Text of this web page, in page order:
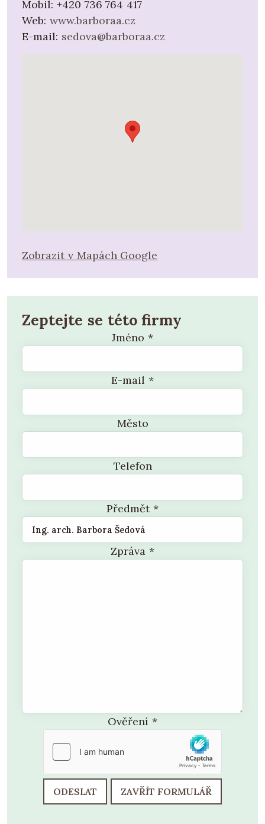
tradiční stavební postupy, materiály a
technologie, které byly našimi předky po staletí
ověřeny, při rekonstrukcích historických
Motto: "Vidím věci, jaké jsou. Dokáži si
S radostí se věnuji především tradičním
materiálům, jako je dřevo a hlína, využitým v
moderní i tradiční podobě, ale i těm
"alternativním", jako je sláma nebo konopí.
Snažím se sledovat aktuální trendy požadavků
na energetickou náročnost staveb s ohledem na
tradiční stavební postupy, materiály a
ověřeny, při rekonstrukcích historických
objektů i jako zdroj inspirace v novostavbě.
Mohu Vám nabídnout zkušenosti nejen z
navrhování, ale i praktické ze stavby, včetně
Mobil: +420 736 764 417
Web: www.barboraa.cz
E-mail: sedova@barboraa.cz
Zobrazit v Mapách Google
Zeptejte se této firmy
Jméno *
E-mail *
Město
Telefon
Předmět*
Zpráva *
Ověření *
ODESLAT ZAVŘÍT FORMULÁŘ